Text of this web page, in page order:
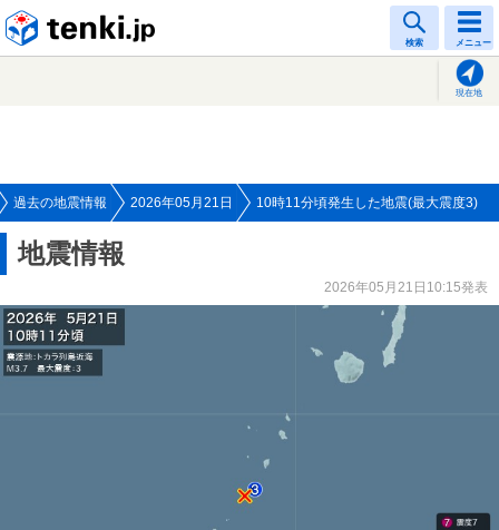
検索 メニュー
現在地
過去の地震情報 2026年05月21日 10時11分頃発生した地震(最大震度3)
地震情報
2026年05月21日10:15発表